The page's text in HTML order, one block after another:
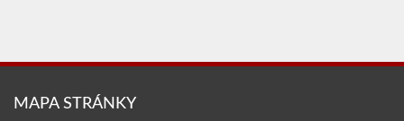
MAPA STRÁNKY